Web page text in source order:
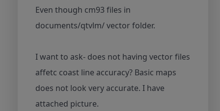
Even though cm93 files in
documents/qtvlm/ vector folder.
I want to ask- does not having vector files
affetc coast line accuracy? Basic maps
does not look very accurate. I have
attached picture.